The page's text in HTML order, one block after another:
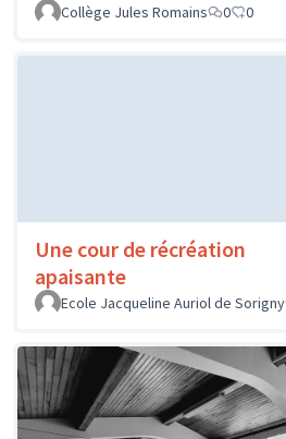
Collège Jules Romains 0 0
Une cour de récréation
apaisante
Ecole Jacqueline Auriol de Sorigny